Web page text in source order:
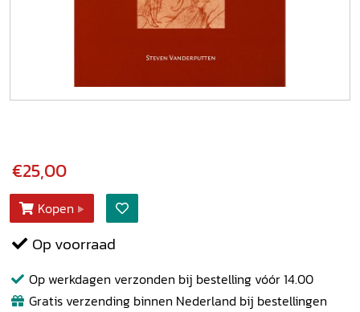
€25,00
Kopen
Op voorraad
Op werkdagen verzonden bij bestelling vóór 14.00
Gratis verzending binnen Nederland bij bestellingen